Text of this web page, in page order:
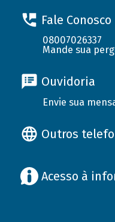
Fale Conosco
08007026337
Mande sua
Ouvidoria
Envie sua
Outros
Acesso à